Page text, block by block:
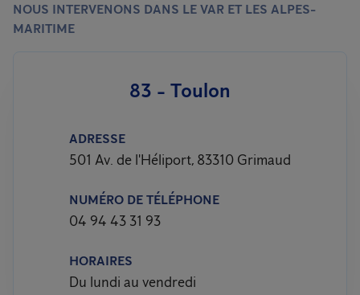
NOUS INTERVENONS DANS LE VAR ET LES ALPES-
MARITIME
83 - Toulon
ADRESSE
501 Av. de l'Héliport, 83310 Grimaud
NUMÉRO DE TÉLÉPHONE
04 94 43 31 93
HORAIRES
Du lundi au vendredi